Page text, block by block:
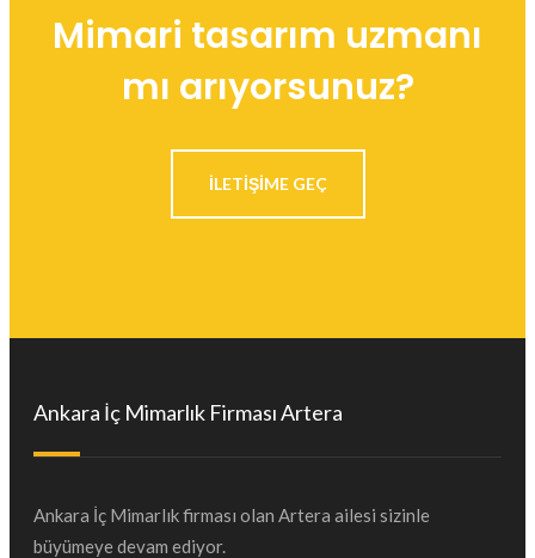
Mimari tasarım uzmanı
mı arıyorsunuz?
ILETIŞIME GEÇ
Ankara İç Mimarlık Firması Artera
Ankara İç Mimarlık firması olan Artera ailesi sizinle
büyümeye devam ediyor.